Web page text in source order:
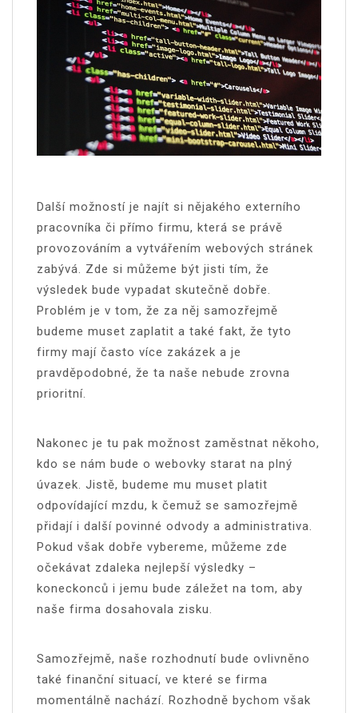
Další možností je najít si nějakého externího
pracovníka či přímo firmu, která se právě
provozováním a vytvářením webových stránek
zabývá. Zde si můžeme být jisti tím, že
výsledek bude vypadat skutečně dobře.
Problém je v tom, že za něj samozřejmě
budeme muset zaplatit a také fakt, že tyto
firmy mají často více zakázek a je
pravděpodobné, že ta naše nebude zrovna
prioritní.
Nakonec je tu pak možnost zaměstnat někoho,
kdo se nám bude o webovky starat na plný
úvazek. Jistě, budeme mu muset platit
odpovídající mzdu, k čemuž se samozřejmě
přidají i další povinné odvody a administrativa.
Pokud však dobře vybereme, můžeme zde
očekávat zdaleka nejlepší výsledky –
koneckonců i jemu bude záležet na tom, aby
naše firma dosahovala zisku.
Samozřejmě, naše rozhodnutí bude ovlivněno
také finanční situací, ve které se firma
momentálně nachází. Rozhodně bychom však